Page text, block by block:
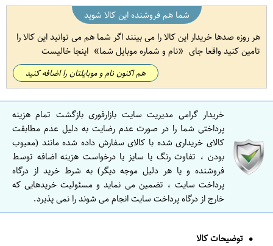
شما هم فروشنده این کالا شوید
هر روزه صدها خریدار این کالا را می بینند اگر شما هم می توانید این کالا را
تامین کنید واقعا جای
نام و شماره موبایل شما اینجا خالیست
هم اکنون نام و موبایلتان را اضافه کنید
خریدار گرامی مدیریت سایت بازارفوری بازگشت تمام هزینه
پرداختی شما را در صورت عدم رضایت به دلیل عدم مطابقت
کالای خریداری شده با کالای سفارش داده شده مانند (معیوب
بودن ، تفاوت رنگ یا سایز یا درخواست هزینه اضافه توسط
فروشنده و یا هر دلیل موجه دیگر) به شرط خرید از درگاه
پرداخت سایت ، تضمین می نماید و مسئولیت خریدهایی که
خارج از درگاه پرداخت سایت انجام می شوند را نمی پذیرد.
توضیحات کالا